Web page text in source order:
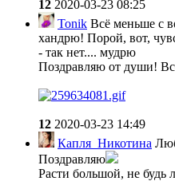
12 2020-03-23 08:25
Tonik Всё меньше с
хандрю! Порой, вот,
- так нет.... мудрю
Поздравляю от души!
12 2020-03-23 14:49
Капля_Никотина
Поздравляю
Расти большой, не будь